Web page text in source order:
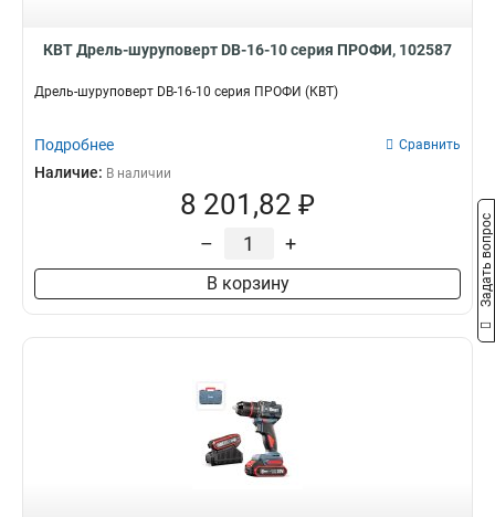
КВТ Дрель-шуруповерт DB-16-10 серия ПРОФИ, 102587
Дрель-шуруповерт DB-16-10 серия ПРОФИ (КВТ)
Подробнее Сравнить
Наличие: В наличии
8 201,82 ₽
– +
В корзину Задать вопрос